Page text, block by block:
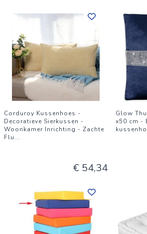
Corduroy Kussenhoes -
Decoratieve Sierkussen -
Woonkamer Inrichting - Zachte
Flu...
€ 54,34
Glow
x50 cm -